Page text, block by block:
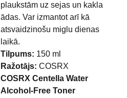
plaukstām uz sejas un kakla
ādas. Var izmantot arī kā
atsvaidzinošu miglu dienas
laikā.
Tilpums: 150 ml
Ražotājs: COSRX
COSRX Centella Water
Alcohol-Free Toner